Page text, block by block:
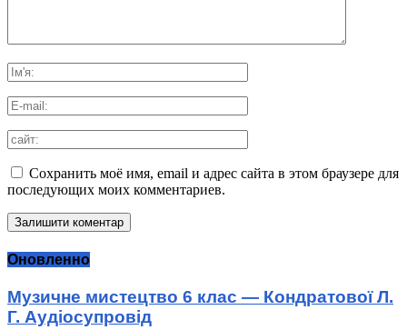
Сохранить моё имя, email и адрес сайта в этом браузере для
последующих моих комментариев.
Оновленно
Музичне мистецтво 6 клас — Кондратової Л.
Г. Аудіосупровід